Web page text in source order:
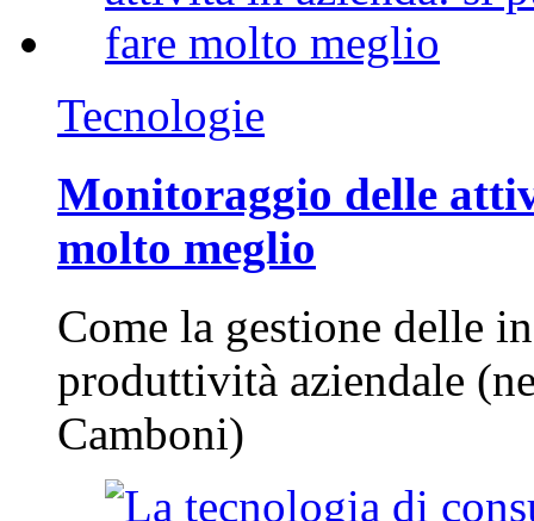
Tecnologie
Monitoraggio delle
molto meglio
Come la gestione delle
produttività aziendale
Camboni)